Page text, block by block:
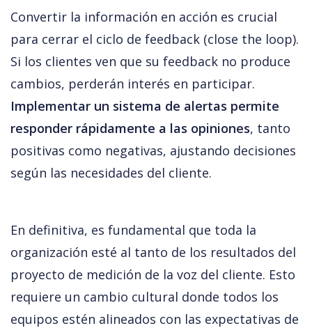
Convertir la información en acción es crucial
para cerrar el ciclo de feedback (close the loop).
Si los clientes ven que su feedback no produce
cambios, perderán interés en participar.
Implementar un sistema de alertas permite
responder rápidamente a las opiniones, tanto
positivas como negativas, ajustando decisiones
según las necesidades del cliente.
En definitiva, es fundamental que toda la
organización esté al tanto de los resultados del
proyecto de medición de la voz del cliente. Esto
requiere un cambio cultural donde todos los
equipos estén alineados con las expectativas de